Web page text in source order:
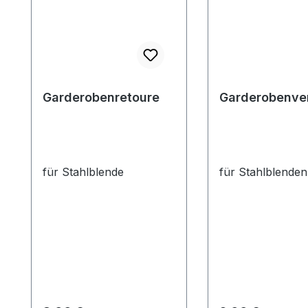
Garderobenretoure
für Stahlblende für Stahlblenden